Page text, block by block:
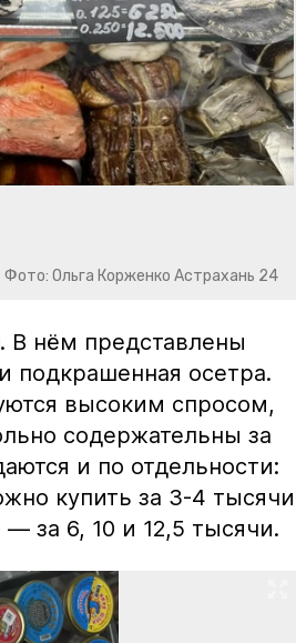
Фото: Ольга Корженко Астрахань 24
В нём представлены
подкрашенная осетра.
высоким спросом,
содержательны за
и по отдельности:
купить за 3-4 тысячи
за 6, 10 и 12,5 тысячи.